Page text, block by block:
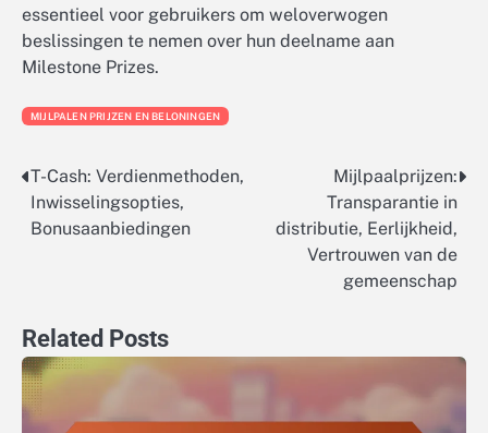
essentieel voor gebruikers om weloverwogen
beslissingen te nemen over hun deelname aan
Milestone Prizes.
MIJLPALEN PRIJZEN EN BELONINGEN
Post
navigation
T-Cash: Verdienmethoden,
Inwisselingsopties,
Bonusaanbiedingen
Mijlpaalprijzen:
Transparantie in
distributie, Eerlijkheid,
Vertrouwen van de
gemeenschap
Related Posts